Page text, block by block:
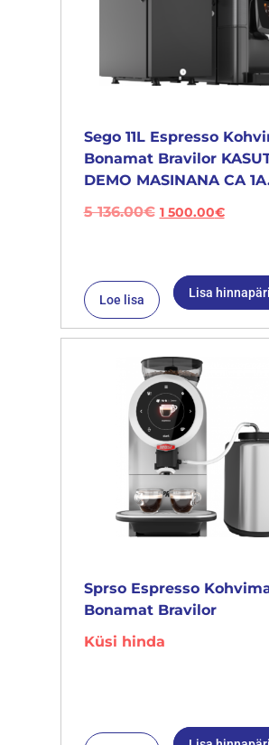
Sego 11L Espresso
Bonamat Bravilor
DEMO MASINANA CA
5 136.00€ 1 500.00€
Loe lisa Lisa
Sprso Espresso
Bonamat Bravilor
Küsi hinda